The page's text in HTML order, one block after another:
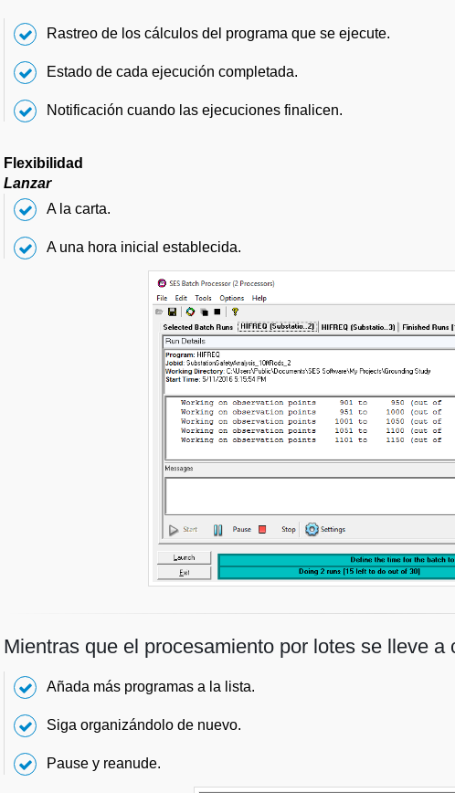
Rastreo de los cálculos del programa que se ejecute.
Estado de cada ejecución completada.
Notificación cuando las ejecuciones finalicen.
Flexibilidad
Lanzar
A la carta.
A una hora inicial establecida.
Mientras que el procesamiento por lotes se lleve a
Añada más programas a la lista.
Siga organizándolo de nuevo.
Pause y reanude.